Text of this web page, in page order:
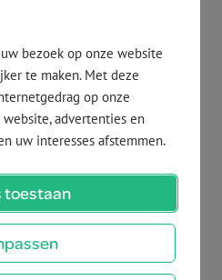
te maken. Met deze
op onze
advertenties en
uw interesses afstemmen.
toestaan
De vermogens­beheerder
liquiditeiten aanhouden.